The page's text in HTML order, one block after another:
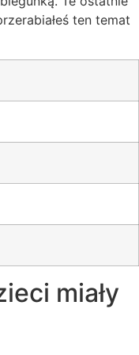
ten temat
miały